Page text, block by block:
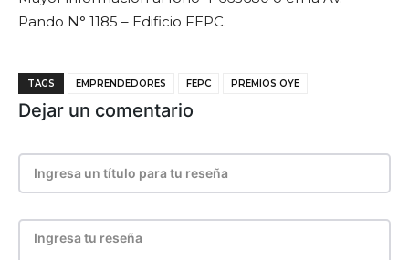
Pando N° 1185 – Edificio FEPC.
TAGS EMPRENDEDORES FEPC PREMIOS OYE
Dejar un comentario